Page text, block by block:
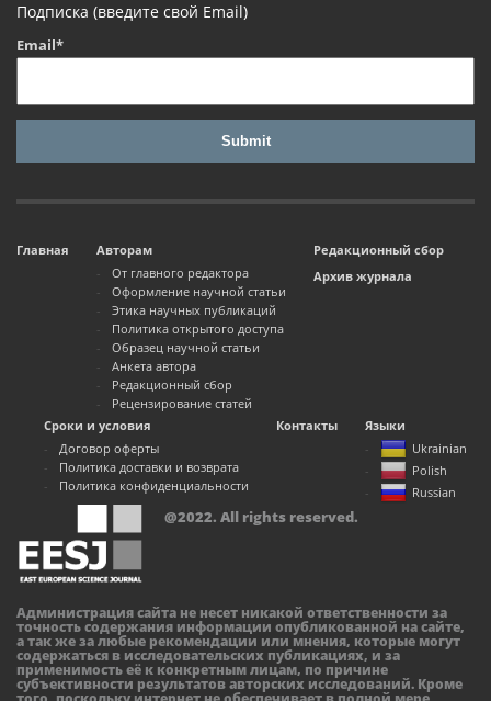
Подписка (введите свой Email)
Email*
Главная
Авторам
От главного редактора
Оформление научной статьи
Этика научных публикаций
Политика открытого доступа
Образец научной статьи
Анкета автора
Редакционный сбор
Рецензирование статей
Редакционный сбор
Архив журнала
Сроки и условия
Договор оферты
Политика доставки и возврата
Политика конфиденциальности
Контакты
Языки
Ukrainian
Polish
Russian
@2022. All rights reserved.
Администрация сайта не несет никакой ответственности за
точность содержания информации опубликованной на сайте,
а так же за любые рекомендации или мнения, которые могут
содержаться в исследовательских публикациях, и за
применимость её к конкретным лицам, по причине
субъективности результатов авторских исследований. Кроме